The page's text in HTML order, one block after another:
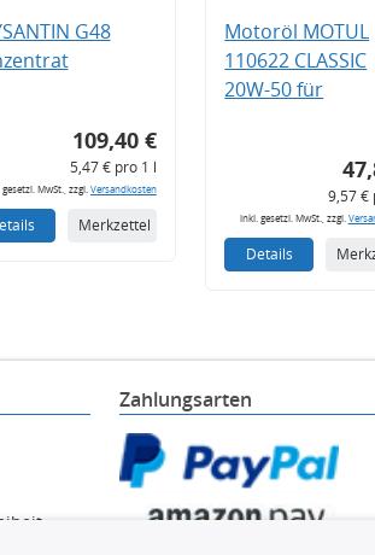
G48
109,40 €
5,47 € pro 1 l
MwSt., zzgl. Versandkosten
Merkzettel
Motoröl MOTUL
110622 CLASSIC
20W-50 für
9,57 €
inkl. gesetzl. MwSt., zzgl.
Details
Zahlungsarten